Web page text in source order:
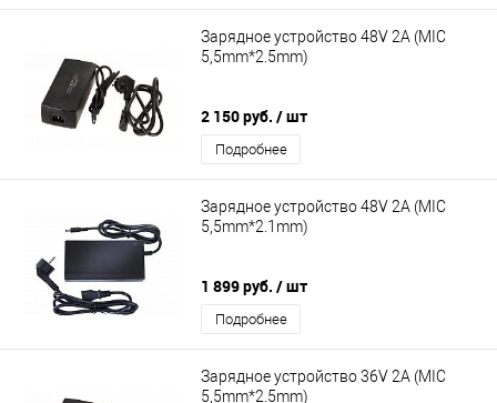
Зарядное устройство 48V 2A (MIC
5,5mm*2.5mm)
2 150 руб. / шт
Подробнее
Зарядное устройство 48V 2A (MIC
5,5mm*2.1mm)
1 899 руб. / шт
Подробнее
Зарядное устройство 36V 2A (MIC
5,5mm*2.5mm)